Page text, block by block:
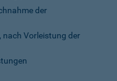
der
nach Vorleistung der